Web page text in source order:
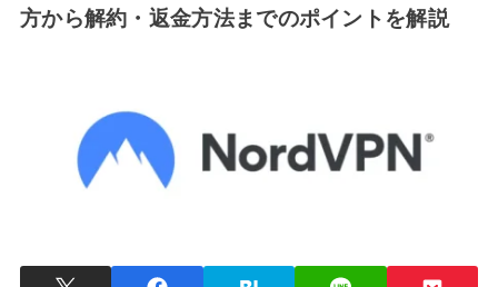
方から解約・返金方法までのポイントを解説